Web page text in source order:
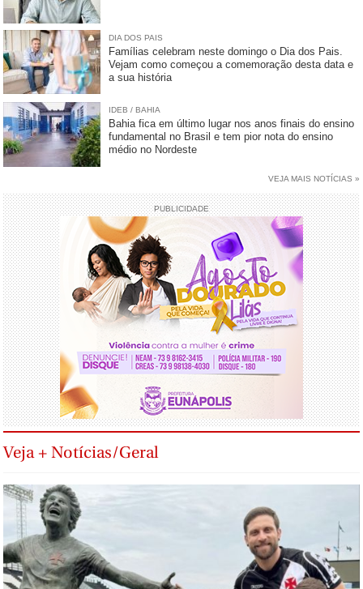
DIA DOS PAIS
Famílias celebram neste domingo o Dia dos Pais.
Vejam como começou a comemoração desta data e
a sua história
IDEB / BAHIA
Bahia fica em último lugar nos anos finais do ensino
fundamental no Brasil e tem pior nota do ensino
médio no Nordeste
VEJA MAIS NOTÍCIAS »
PUBLICIDADE
Veja + Notícias/Geral